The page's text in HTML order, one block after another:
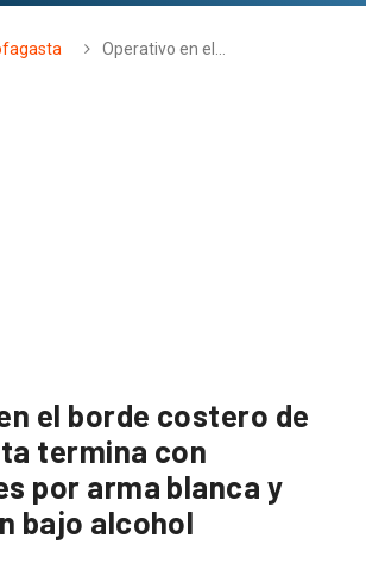
Operativo en el…
el borde costero de
termina con
por arma blanca y
bajo alcohol